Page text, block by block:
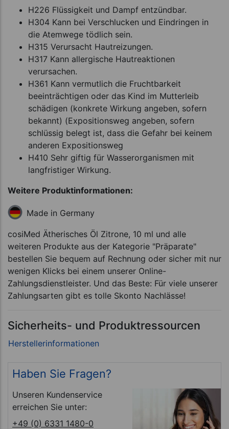
H226 Flüssigkeit und Dampf entzündbar.
H304 Kann bei Verschlucken und Eindringen in
die Atemwege tödlich sein.
H315 Verursacht Hautreizungen.
H317 Kann allergische Hautreaktionen
verursachen.
H361 Kann vermutlich die Fruchtbarkeit
beeinträchtigen oder das Kind im Mutterleib
schädigen (konkrete Wirkung angeben, sofern
bekannt) (Expositionsweg angeben, sofern
schlüssig belegt ist, dass die Gefahr bei keinem
anderen Expositionsweg
H410 Sehr giftig für Wasserorganismen mit
langfristiger Wirkung.
Weitere Produktinformationen:
Made in Germany
cosiMed Ätherisches Öl Zitrone, 10 ml und alle
weiteren Produkte aus der Kategorie "Präparate"
bestellen Sie bequem auf Rechnung oder sicher mit nur
wenigen Klicks bei einem unserer Online-
Zahlungsdienstleister. Und das Beste: Für viele unserer
Zahlungsarten gibt es tolle Skonto Nachlässe!
Sicherheits- und Produktressourcen
Haben Sie Fragen?
Unseren Kundenservice
erreichen Sie unter:
+49 (0) 6331 1480-0